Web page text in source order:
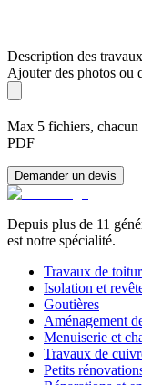
Description des travaux
Ajouter des photos ou
Max 5 fichiers,
PDF
Demander un devis
Depuis plus de 11
est notre spécialité.
Travaux de
Isolation et
Goutières
Aménagement
Menuiserie et
Travaux de
Petits